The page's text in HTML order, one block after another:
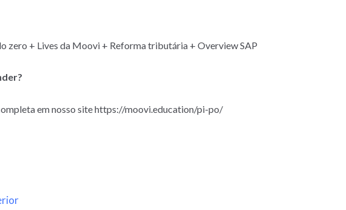
zero + Lives da Moovi + Reforma tributária + Overview SAP
em nosso site https://moovi.education/pi-po/